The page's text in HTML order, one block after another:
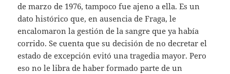
de marzo de 1976, tampoco fue ajeno a ella. Es un
dato histórico que, en ausencia de Fraga, le
encalomaron la gestión de la sangre que ya había
corrido. Se cuenta que su decisión de no decretar el
estado de excepción evitó una tragedia mayor. Pero
eso no le libra de haber formado parte de un